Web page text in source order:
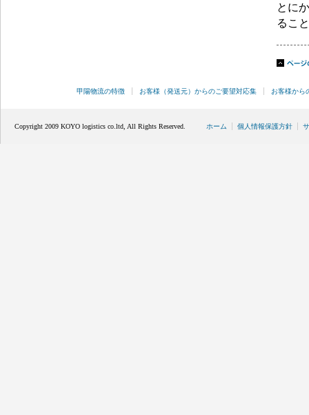
とに
るこ
甲陽物流の特徴 お客様（発送元）からのご要望対応集 お客様から
Copyright 2009 KOYO logistics co.ltd, All Rights Reserved. ホーム 個人情報保護方針